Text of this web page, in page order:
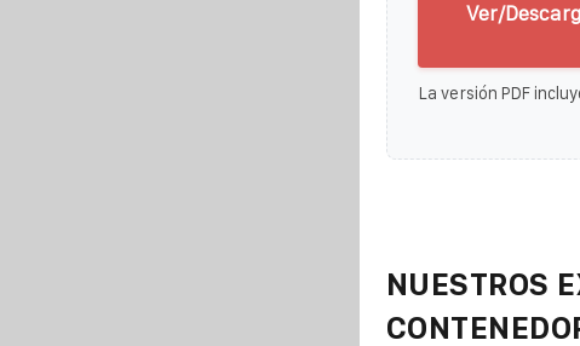
Ver/
La versión PDF
NUESTROS